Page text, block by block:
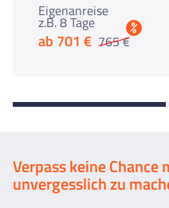
Eigenanreise
z.B. 8 Tage
ab 701 € 765 €
%
Verpass keine Chance
unvergesslich zu